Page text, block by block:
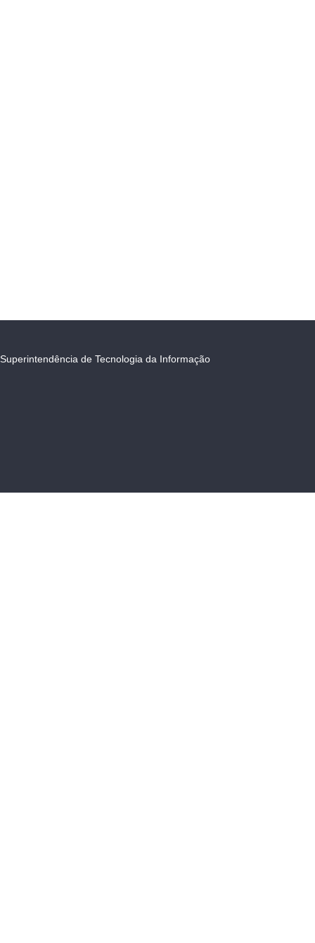
Superintendência de Tecnologia da Informação